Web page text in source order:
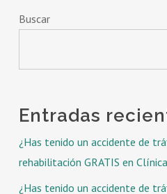
Buscar
Entradas
¿Has tenido un accidente de
rehabilitación GRATIS en
¿Has tenido un accidente de